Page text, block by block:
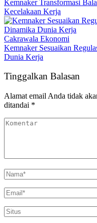
Kemnaker Transformasi
Kecelakaan Kerja
Cakrawala Ekonomi
Kemnaker Sesuaikan
Dunia Kerja
Tinggalkan Balasan
Alamat email Anda tidak
ditandai *